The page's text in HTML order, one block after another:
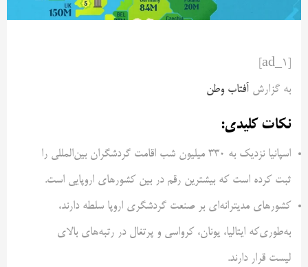
به گزارش آفتاب وطن
نکات کلیدی:
اسپانیا نزدیک به ۳۳۰ میلیون شب اقامت گردشگران بین‌المللی را
ثبت کرده است که بیشترین رقم در بین کشورهای اروپایی است.
کشورهای مدیترانه‌ای بر صنعت گردشگری اروپا سلطه دارند،
به‌طوری‌که ایتالیا، یونان، کرواسی و پرتغال در رتبه‌های بالای
لیست قرار دارند.